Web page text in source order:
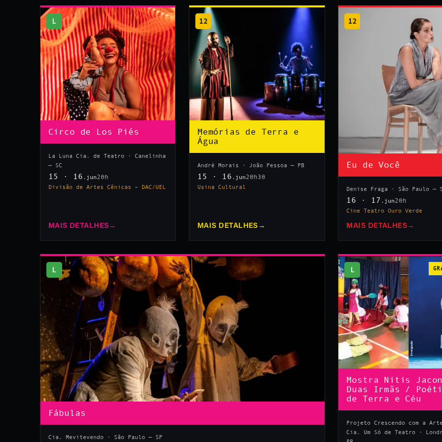
L
Circo de Los Piés
La Luna Cia. de Teatro · Canelinha
— SC
15 · 16 .jun20h
Divisão de Artes Cênicas – DAC/UEL
MAIS DETALHES →
12
Memórias de Terra e
Água
André Morais · João Pessoa — PB
15 · 16 .jun20h30
Usina Cultural
MAIS DETALHES →
12
Eu de Você
Denise Fraga · São Paulo —
16 · 17 .jun20h
Cine Teatro Ouro Verde
MAIS DETALHES →
L
Fábulas
Cia. Mevitevendo · São Paulo — SP
L
Mostra Nitis
Duas Irmãs /
de Terra e Céu
Projeto Crescendo com a
Cia. Um Só de Teatro ·